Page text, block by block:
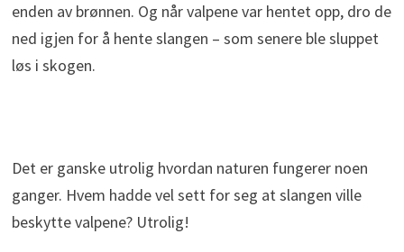
enden av brønnen. Og når valpene var hentet opp, dro de
ned igjen for å hente slangen – som senere ble sluppet
løs i skogen.
Det er ganske utrolig hvordan naturen fungerer noen
ganger. Hvem hadde vel sett for seg at slangen ville
beskytte valpene? Utrolig!